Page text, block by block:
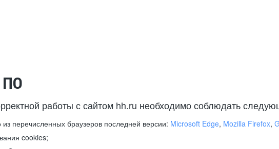
ПО
работы с сайтом hh.ru необходимо соблюдать
из перечисленных браузеров последней версии: Microsoft Edge, Mozilla Firefox,
cookies;